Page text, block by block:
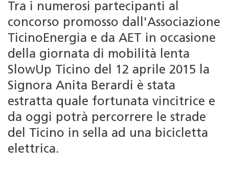
Tra i numerosi partecipanti al
concorso promosso dall'Associazione
TicinoEnergia e da AET in occasione
della giornata di mobilità lenta
SlowUp Ticino del 12 aprile 2015 la
Signora Anita Berardi è stata
estratta quale fortunata vincitrice e
da oggi potrà percorrere le strade
del Ticino in sella ad una bicicletta
elettrica.